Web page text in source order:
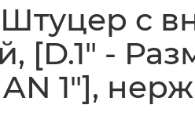
Штуцер с
[D.1" -
1"],